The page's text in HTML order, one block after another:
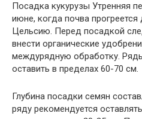
Посадка кукурузы Утренняя
июне, когда почва
Цельсию. Перед посадкой
внести органические
междурядную обработку.
оставить в пределах 60-70 см.
Глубина посадки семян
ряду рекомендуется